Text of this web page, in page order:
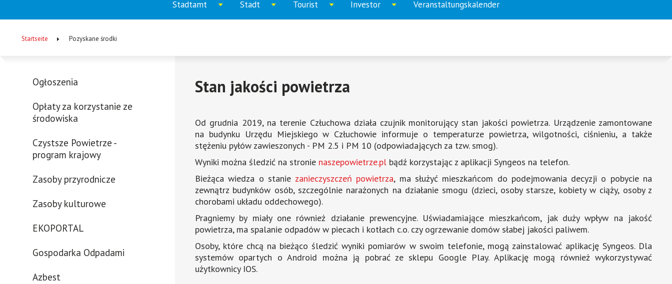
(DE)
Aufklappen
menu
Stadtamt
Aufklappen
menu
Stadt
Aufklappen
menu
Tourist
Aufklappen
menu
Investor Veranstaltungskalender
Startseite Pozyskane środki
-
kolumna
Ogłoszenia
Wird
in
neuen
Fenster
Opłaty za korzystanie ze
środowiska
Czystsze Powietrze -
program krajowy
Zasoby przyrodnicze
Zasoby kulturowe
Wird
einem
Fenster
EKOPORTAL
Gospodarka Odpadami
Azbest
Stan jakości powietrza
Od grudnia 2019, na terenie Człuchowa działa czujnik monitorujący stan jakości powietrza. Urządzenie zamontowane
na budynku Urzędu Miejskiego w Człuchowie informuje o temperaturze powietrza, wilgotności, ciśnieniu, a także
stężeniu pyłów zawieszonych - PM 2.5 i PM 10 (odpowiadających za tzw. smog).
Wyniki można śledzić na stronie Wird
einem
neuen
Fenster
geöffnet
naszepowietrze.pl bądź korzystając z aplikacji Syngeos na telefon.
Bieżąca wiedza o stanie Wird
in
einem
neuen
Fenster
geöffnet
zanieczyszczeń powietrza, ma służyć mieszkańcom do podejmowania decyzji o pobycie na
zewnątrz budynków osób, szczególnie narażonych na działanie smogu (dzieci, osoby starsze, kobiety w ciąży, osoby z
chorobami układu oddechowego).
Pragniemy by miały one również działanie prewencyjne. Uświadamiające mieszkańcom, jak duży wpływ na jakość
powietrza, ma spalanie odpadów w piecach i kotłach c.o. czy ogrzewanie domów słabej jakości paliwem.
Osoby, które chcą na bieżąco śledzić wyniki pomiarów w swoim telefonie, mogą zainstalować aplikację Syngeos. Dla
systemów opartych o Android można ją pobrać ze sklepu Google Play. Aplikację mogą również wykorzystywać
użytkownicy IOS.